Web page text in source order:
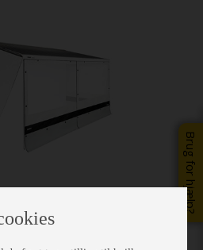
Brug for hjælp?